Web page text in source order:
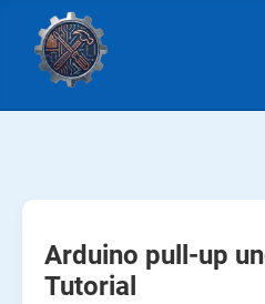
Arduino pull-up
Tutorial